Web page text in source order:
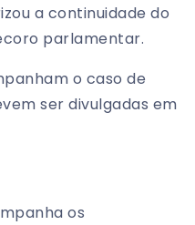
a continuidade do
parlamentar.
o caso de
ser divulgadas em
os